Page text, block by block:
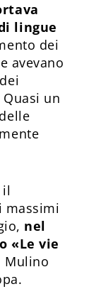
lingue
dei
avevano
un
massimi
nel
«Le vie
Mulino